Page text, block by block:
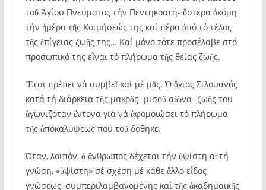
τοῦ Ἁγίου Πνεύματος τήν Πεντηκοστή- ὕστερα ἀκόμη
τήν ἡμέρα τῆς Κοιμήσεώς της καί πέρα ἀπό τό τέλος
τῆς ἐπίγειας ζωῆς της… Καί μόνο τότε προσέλαβε στό
προσωπικό της εἶναι τό πλήρωμα τῆς θείας ζωῆς.
Ἔτσι πρέπει νά συμβεῖ καί μέ μᾶς. Ὁ ἅγιος Σιλουανός
κατά τή διάρκεια τῆς μακρᾶς -μισοῦ αἰῶνα- ζωῆς του
ἀγωνιζόταν ἔντονα γιά νά ἀφομοιώσει τό πλήρωμα
τῆς ἀποκαλύψεως πού τοῦ δόθηκε.
Ὅταν, λοιπόν, ὁ ἄνθρωπος δέχεται τήν ὑψίστη αὐτή
γνώση, «ὑψίστη» σέ σχέση μέ κάθε ἄλλο εἶδος
γνώσεως, συμπεριλαμβανομένης καί τῆς ἀκαδημαϊκῆς